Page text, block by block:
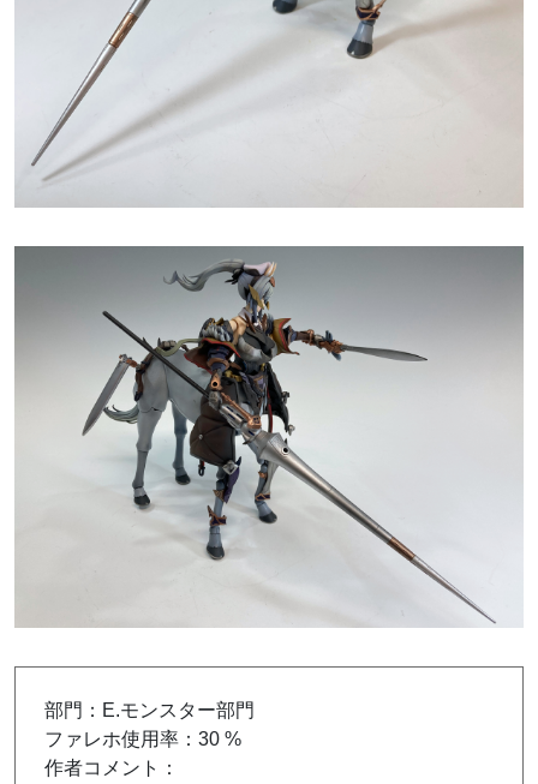
部門：E.モンスター部門
ファレホ使用率：30 %
作者コメント：